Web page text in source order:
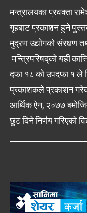
मन्त्रालयका प्रवक्ता
गृहबाट प्रकाशन हुने
मुद्रण उद्योगको संरक्षण
मन्त्रिपरिषद्को यही
दफा १८ को उपदफा १ ले
प्रकाशकले प्रकाशन
आर्थिक ऐन, २०७७
छुट दिने निर्णय गरिएको